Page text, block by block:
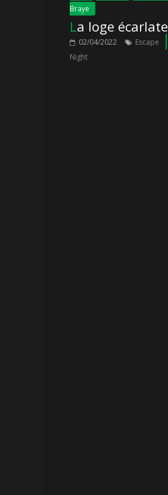
Braye
La loge écarlate
02/04/2022
Escape
Night